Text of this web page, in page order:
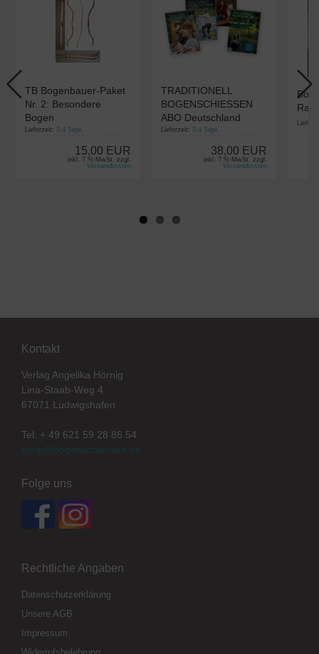
TB Bogenbauer-Paket
Nr. 2: Besondere
Bogen
Lieferzeit: 3-4 Tage
15,00 EUR
inkl. 7 % MwSt. zzgl.
Versandkosten
TRADITIONELL
BOGENSCHIESSEN
ABO Deutschland
Lieferzeit: 3-4 Tage
38,00 EUR
inkl. 7 % MwSt. zzgl.
Versandkosten
Kontakt
Verlag Angelika Hörnig
Lina-Staab-Weg 4
67071 Ludwigshafen
Tel: + 49 621 59 28 86 54
shop@bogenschiessen.de
Folge uns
Rechtliche Angaben
Datenschutzerklärung
Unsere AGB
Impressum